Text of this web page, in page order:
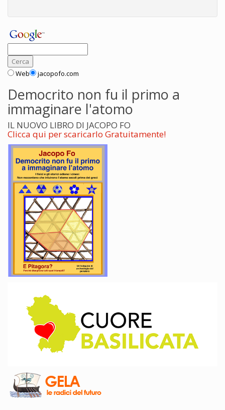
Web jacopofo.com
Democrito non fu il primo a
immaginare l'atomo
IL NUOVO LIBRO DI JACOPO FO
Clicca qui per scaricarlo Gratuitamente!